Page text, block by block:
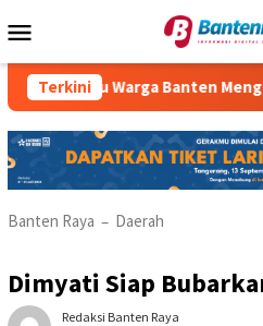
ke
Mobile
Terkini
Ribu Warga Banten Menganggur
Banten Raya – Daerah
Dimyati Siap
Redaksi Banten Raya